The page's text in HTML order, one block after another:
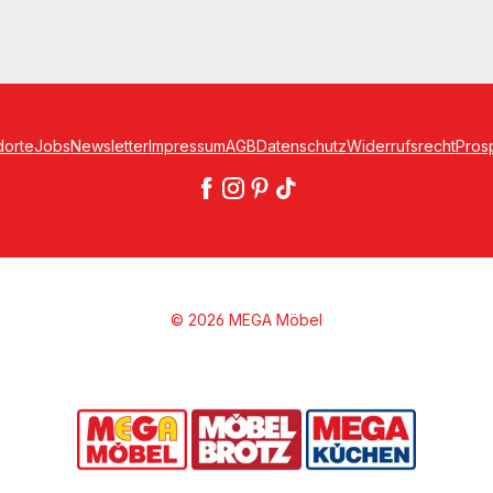
JobsNewsletterImpressumAGBDatenschutzWiderrufsrecht
© 2026 MEGA Möbel